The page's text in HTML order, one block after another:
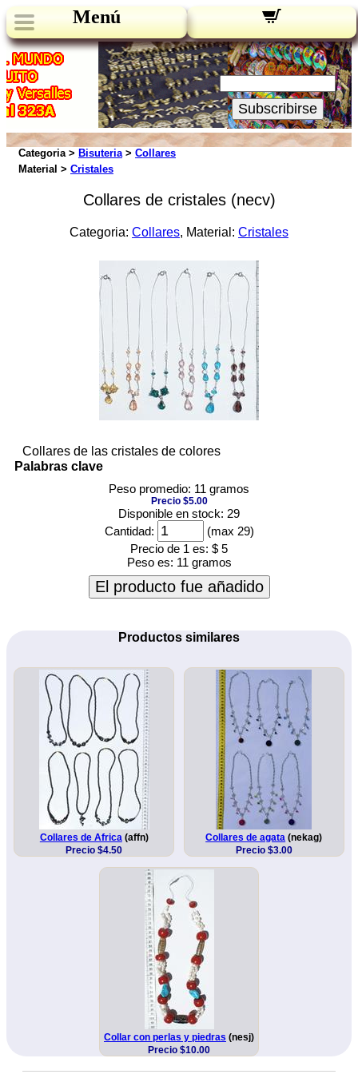
Menú
Novedades:
Su Email:
Subscribirse
Categoria > Bisuteria> Collares
Material > Cristales
Collares de cristales (necv)
Categoria: Collares, Material: Cristales
Collares de las cristales de colores
Palabras clave
Peso promedio: 11 gramos
Precio $5.00
Disponible en stock: 29
Cantidad:
(max 29)
Precio de 1 es: $ 5
Peso es: 11 gramos
El producto fue añadido
Productos similares
Collares de Africa (affn)
Precio $4.50
Collares de agata (nekag)
Precio $3.00
Collar con perlas y piedras (nesj)
Precio $10.00